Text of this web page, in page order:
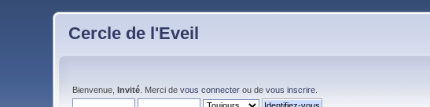
Cercle de l'Eveil
Bienvenue,Invité . Merci devous connecter ou devous inscrire